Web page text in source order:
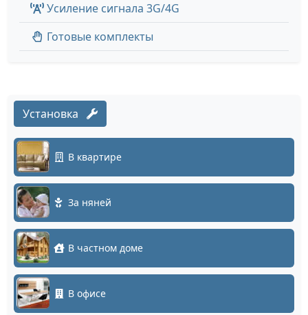
Усиление сигнала 3G/4G
Готовые комплекты
Установка
В квартире
За няней
В частном доме
В офисе